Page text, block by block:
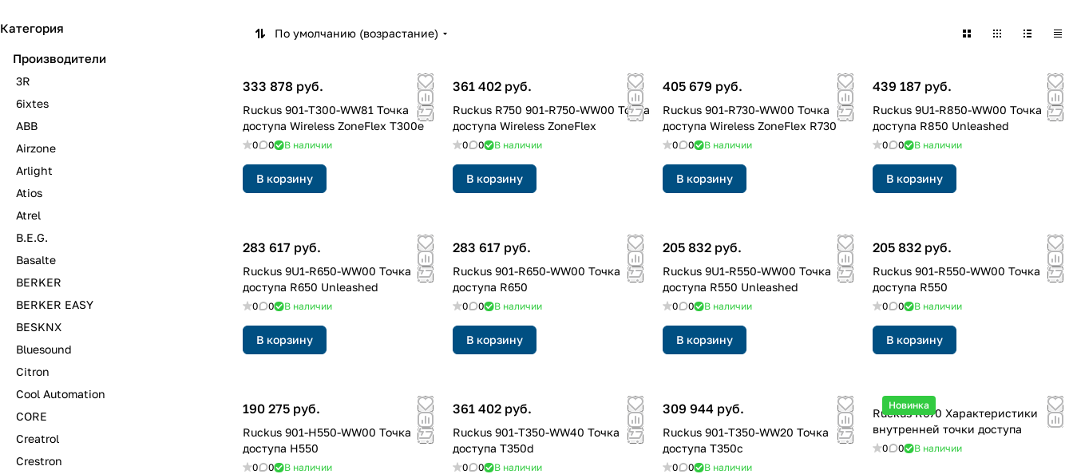
По умолчанию (возрастание)
333 878 руб.
Ruckus 901-T300-WW81 Точка
доступа Wireless ZoneFlex T300e
0 0 В наличии
В корзину
361 402 руб.
Ruckus R750 901-R750-WW00 Точка
доступа Wireless ZoneFlex
0 0 В наличии
В корзину
405 679 руб.
Ruckus 901-R730-WW00 Точка
доступа Wireless ZoneFlex R730
0 0 В наличии
В корзину
439 187 руб.
Ruckus 9U1-R850-WW00 Точка
доступа R850 Unleashed
0 0 В наличии
В корзину
283 617 руб.
Ruckus 9U1-R650-WW00 Точка
доступа R650 Unleashed
0 0 В наличии
В корзину
283 617 руб.
Ruckus 901-R650-WW00 Точка
доступа R650
0 0 В наличии
В корзину
205 832 руб.
Ruckus 9U1-R550-WW00 Точка
доступа R550 Unleashed
0 0 В наличии
В корзину
205 832 руб.
Ruckus 901-R550-WW00 Точка
доступа R550
0 0 В наличии
В корзину
190 275 руб.
Ruckus 901-H550-WW00 Точка
доступа H550
0 0 В наличии
361 402 руб.
Ruckus 901-T350-WW40 Точка
доступа T350d
0 0 В наличии
309 944 руб.
Ruckus 901-T350-WW20 Точка
доступа T350c
0 0 В наличии
Новинка
Ruckus R670 Характеристики
внутренней точки доступа
0 0 В наличии
Категория
Производители
3R
6ixtes
ABB
Airzone
Arlight
Atios
Atrel
B.E.G.
Basalte
BERKER
BERKER EASY
BESKNX
Bluesound
Citron
Cool Automation
CORE
Creatrol
Crestron